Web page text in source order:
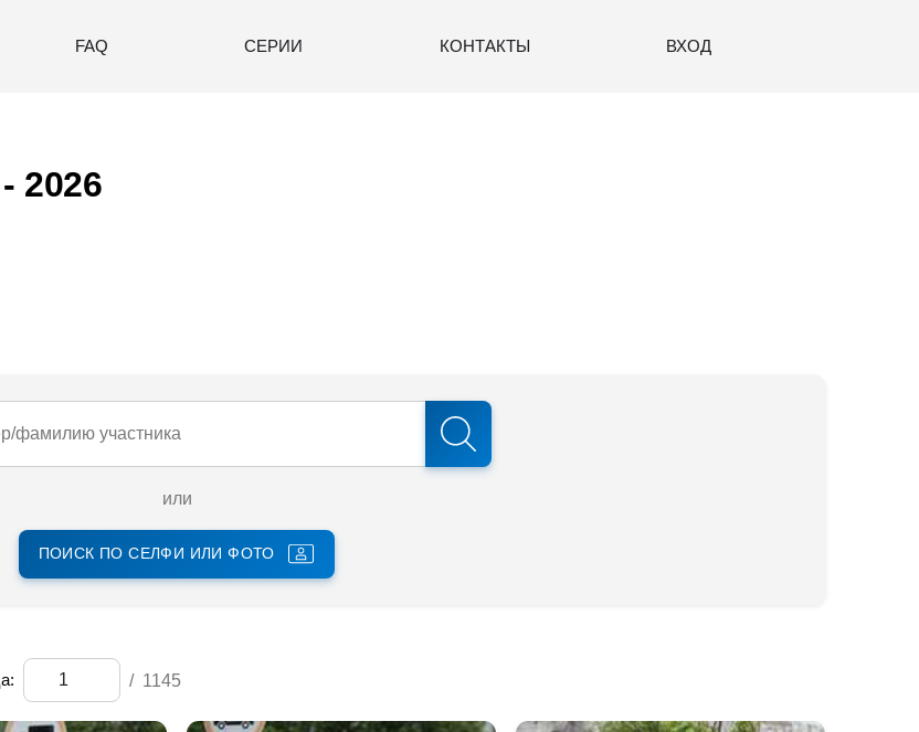
FAQ СЕРИИ КОНТАКТЫ ВХОД
2026
или
ПОИСК ПО СЕЛФИ ИЛИ ФОТО
/ 1145